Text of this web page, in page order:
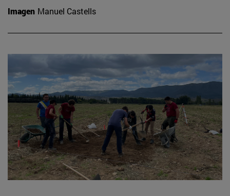
Imagen Manuel Castells